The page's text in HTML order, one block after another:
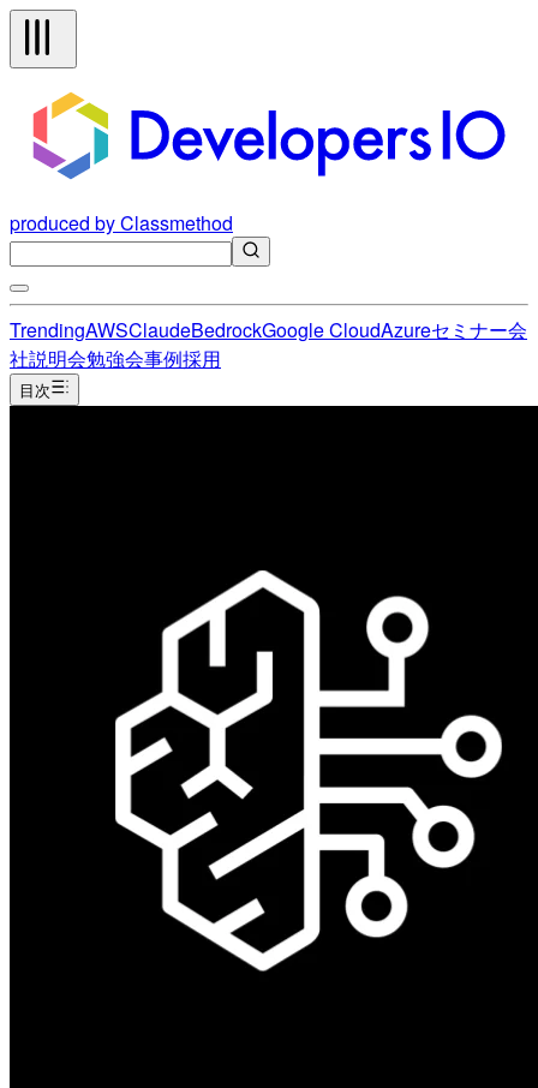
produced by Classmethod
TrendingAWSClaudeBedrockGoogle CloudAzureセミナー会
社説明会勉強会事例採用
目次